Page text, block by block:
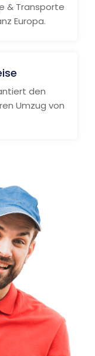
& Transporte
Europa.
den
Umzug von